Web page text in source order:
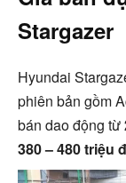
Stargazer
Hyundai
phiên bản gồm
bán dao động từ
380 – 480 triệu